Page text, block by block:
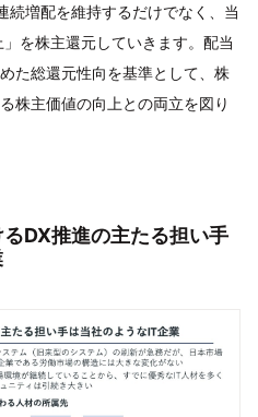
増配を維持するだけでなく、当
を株主還元していきます。配当
た総還元性向を基準として、株
株主価値の向上との両立を図り
DX推進の主たる担い手